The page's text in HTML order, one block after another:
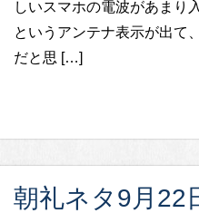
しいスマホの電波があま
というアンテナ表示が出て
だと思 […]
朝礼ネタ9月22